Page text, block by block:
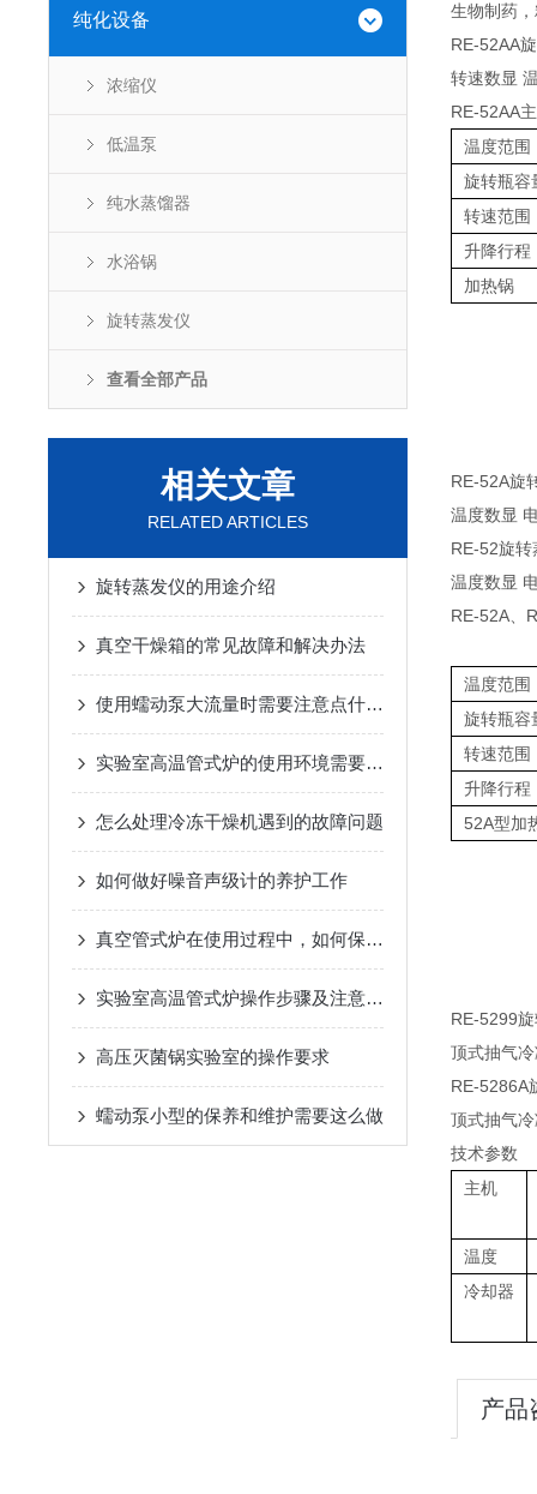
纯化设备
浓缩仪
低温泵
纯水蒸馏器
水浴锅
旋转蒸发仪
查看全部产品
相关文章
RELATED ARTICLES
旋转蒸发仪的用途介绍
真空干燥箱的常见故障和解决办法
使用蠕动泵大流量时需要注意点什么？
实验室高温管式炉的使用环境需要满足哪些要求？
怎么处理冷冻干燥机遇到的故障问题
如何做好噪音声级计的养护工作
真空管式炉在使用过程中，如何保持温度的均匀？
实验室高温管式炉操作步骤及注意事项
高压灭菌锅实验室的操作要求
蠕动泵小型的保养和维护需要这么做
生物制药
RE-52AA
转速数显
RE-52AA
温度范围
旋转瓶容
转速范围
升降行程
加热锅
RE-52A旋
温度数显
RE-52旋转
温度数显
RE-52A、
温度范围
旋转瓶容
转速范围
升降行程
52A型加
RE-5299
顶式抽气
RE-5286A
顶式抽气
技术参数
主机
温度
冷却器
产品